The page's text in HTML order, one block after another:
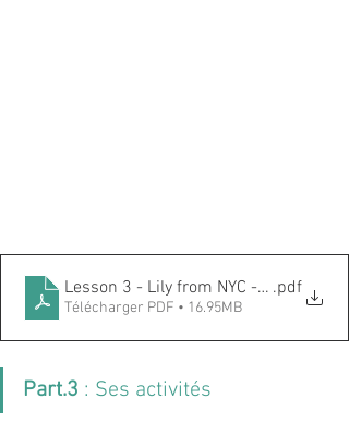
Lesson 3 - Lily from NYC - Part.2
.pdf
Télécharger PDF • 16.95MB
Part.3 : Ses activités